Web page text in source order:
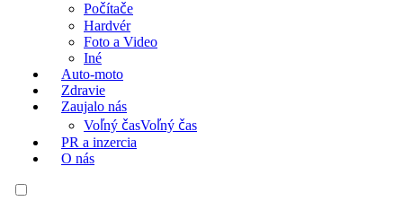
Počítače
Hardvér
Foto a Video
Iné
Auto-moto
Zdravie
Zaujalo nás
Voľný časVoľný čas
PR a inzercia
O nás